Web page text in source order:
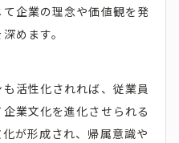
企業の理念や価値観を発
めます。
活性化されれば、従業員
業文化を進化させられる
が形成され、帰属意識や